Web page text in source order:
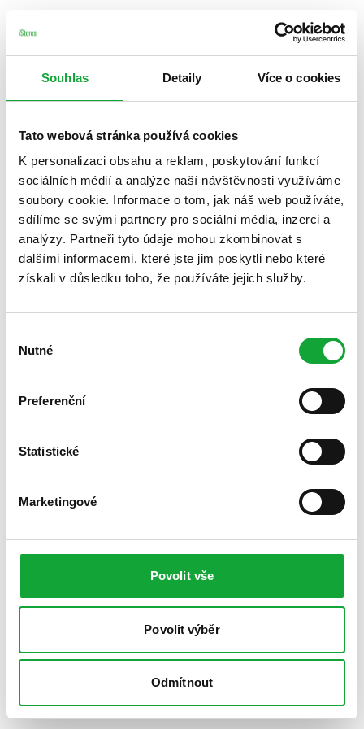
Souhlas Detaily Více o cookies
Tato webová stránka používá cookies
K personalizaci obsahu a reklam, poskytování funkcí
sociálních médií a analýze naší návštěvnosti využíváme
soubory cookie. Informace o tom, jak náš web používáte,
sdílíme se svými partnery pro sociální média, inzerci a
analýzy. Partneři tyto údaje mohou zkombinovat s
dalšími informacemi, které jste jim poskytli nebo které
získali v důsledku toho, že používáte jejich služby.
souhlasu
Nutné
Preferenční
Statistické
Marketingové
Povolit vše
Povolit výběr
Odmítnout